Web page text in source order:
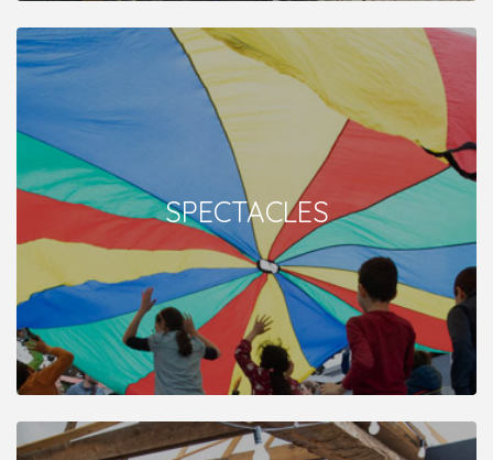
SPECTACLES